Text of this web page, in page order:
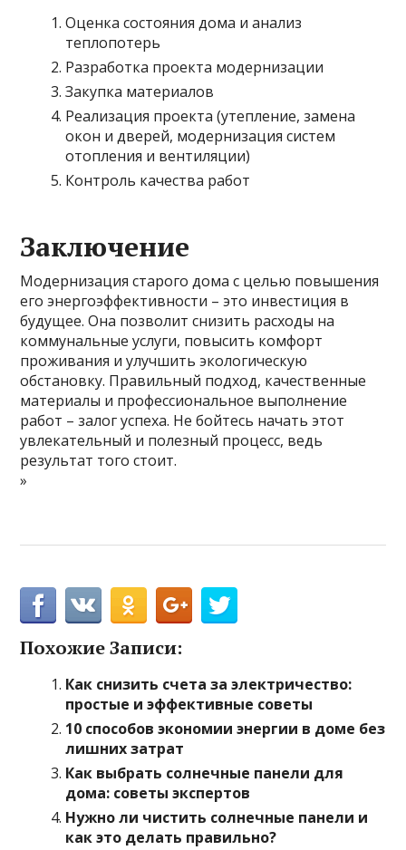
Оценка состояния дома и анализ
теплопотерь
Разработка проекта модернизации
Закупка материалов
Реализация проекта (утепление, замена
окон и дверей, модернизация систем
отопления и вентиляции)
Контроль качества работ
Заключение
Модернизация старого дома с целью повышения
его энергоэффективности – это инвестиция в
будущее. Она позволит снизить расходы на
коммунальные услуги, повысить комфорт
проживания и улучшить экологическую
обстановку. Правильный подход, качественные
материалы и профессиональное выполнение
работ – залог успеха. Не бойтесь начать этот
увлекательный и полезный процесс, ведь
результат того стоит.
»
Похожие Записи:
Как снизить счета за электричество:
простые и эффективные советы
10 способов экономии энергии в доме без
лишних затрат
Как выбрать солнечные панели для
дома: советы экспертов
Нужно ли чистить солнечные панели и
как это делать правильно?